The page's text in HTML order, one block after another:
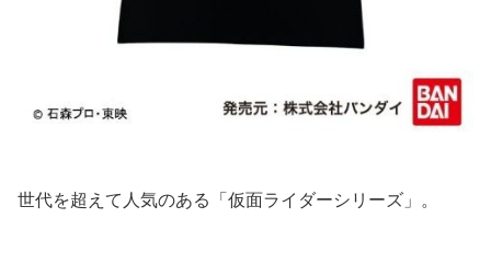
世代を超えて人気のある「仮面ライダーシリーズ」。